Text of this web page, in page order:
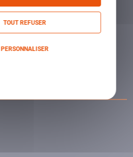
TOUT REFUSER
PERSONNALISER